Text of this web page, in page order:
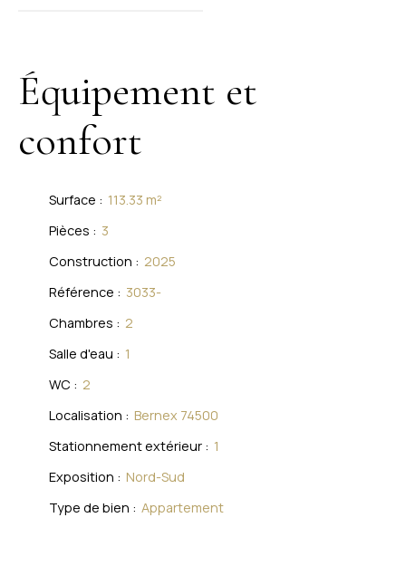
Équipement et
confort
Surface : 113.33 m²
Pièces : 3
Construction : 2025
Référence : 3033-
Chambres : 2
Salle d'eau : 1
WC : 2
Localisation : Bernex 74500
Stationnement extérieur : 1
Exposition : Nord-Sud
Type de bien : Appartement